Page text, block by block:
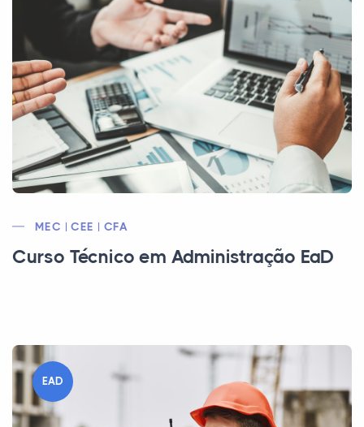
MEC | CEE | CFA
Curso Técnico em Administração EaD
EAD